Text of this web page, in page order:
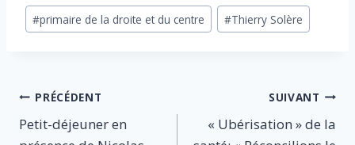
publication :
#primaire de la droite et du centre #Thierry Solère
Navigation
de
PRÉCÉDENT
Petit-déjeuner en
SUIVANT
« Ubérisation » de la